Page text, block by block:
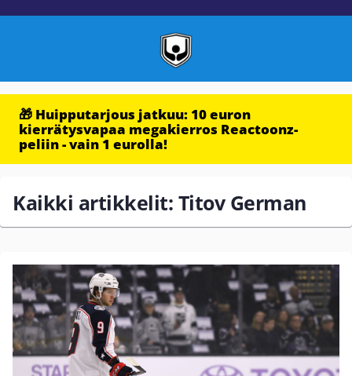
🎁 Huipputarjous jatkuu: 10 euron
kierrätysvapaa megakierros Reactoonz-
peliin - vain 1 eurolla!
Kaikki artikkelit: Titov German